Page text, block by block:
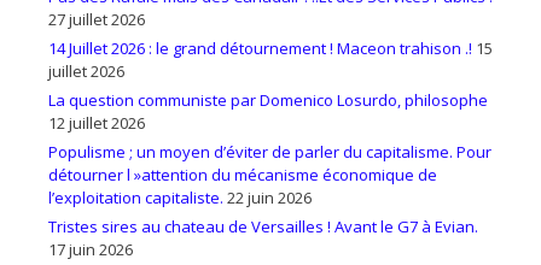
27 juillet 2026
14 Juillet 2026 : le grand détournement ! Maceon trahison .! 15
juillet 2026
La question communiste par Domenico Losurdo, philosophe
12 juillet 2026
Populisme ; un moyen d’éviter de parler du capitalisme. Pour
détourner l »attention du mécanisme économique de
l’exploitation capitaliste. 22 juin 2026
Tristes sires au chateau de Versailles ! Avant le G7 à Evian.
17 juin 2026